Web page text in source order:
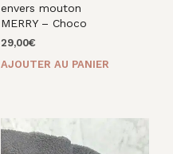
envers mouton
MERRY – Choco
29,00€
AJOUTER AU PANIER